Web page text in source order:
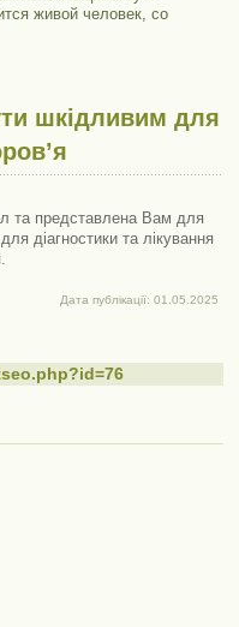
живой человек, со
шкідливим для
та представлена ​​Вам для
діагностики та лікування
Дата публікації: 01.05.2025